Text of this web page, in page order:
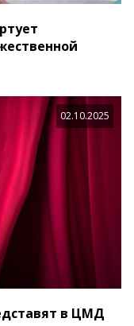
02.10.2025
в ЦМД